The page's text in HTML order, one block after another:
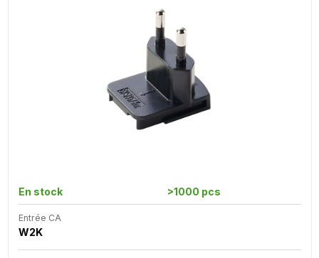
En stock >1000 pcs
Entrée CA
W2K